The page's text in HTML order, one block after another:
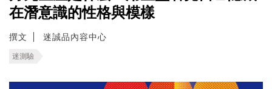
在潛意識的性格與模樣
撰文 迷誠品內容中心
迷測驗